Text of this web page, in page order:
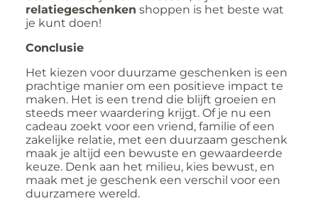
relatiegeschenken shoppen is het beste wat
je kunt doen!
Conclusie
Het kiezen voor duurzame geschenken is een
prachtige manier om een positieve impact te
maken. Het is een trend die blijft groeien en
steeds meer waardering krijgt. Of je nu een
cadeau zoekt voor een vriend, familie of een
zakelijke relatie, met een duurzaam geschenk
maak je altijd een bewuste en gewaardeerde
keuze. Denk aan het milieu, kies bewust, en
maak met je geschenk een verschil voor een
duurzamere wereld.